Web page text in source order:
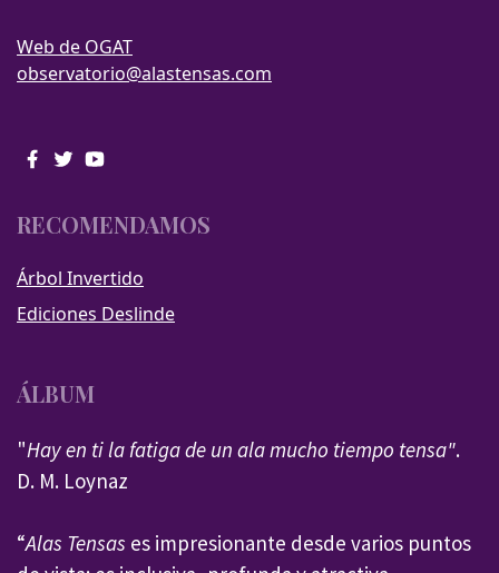
Web de OGAT
observatorio@alastensas.com
RECOMENDAMOS
Árbol Invertido
Ediciones Deslinde
ÁLBUM
"Hay en ti la fatiga de un ala mucho tiempo tensa".
D. M. Loynaz
“Alas Tensas es impresionante desde varios puntos